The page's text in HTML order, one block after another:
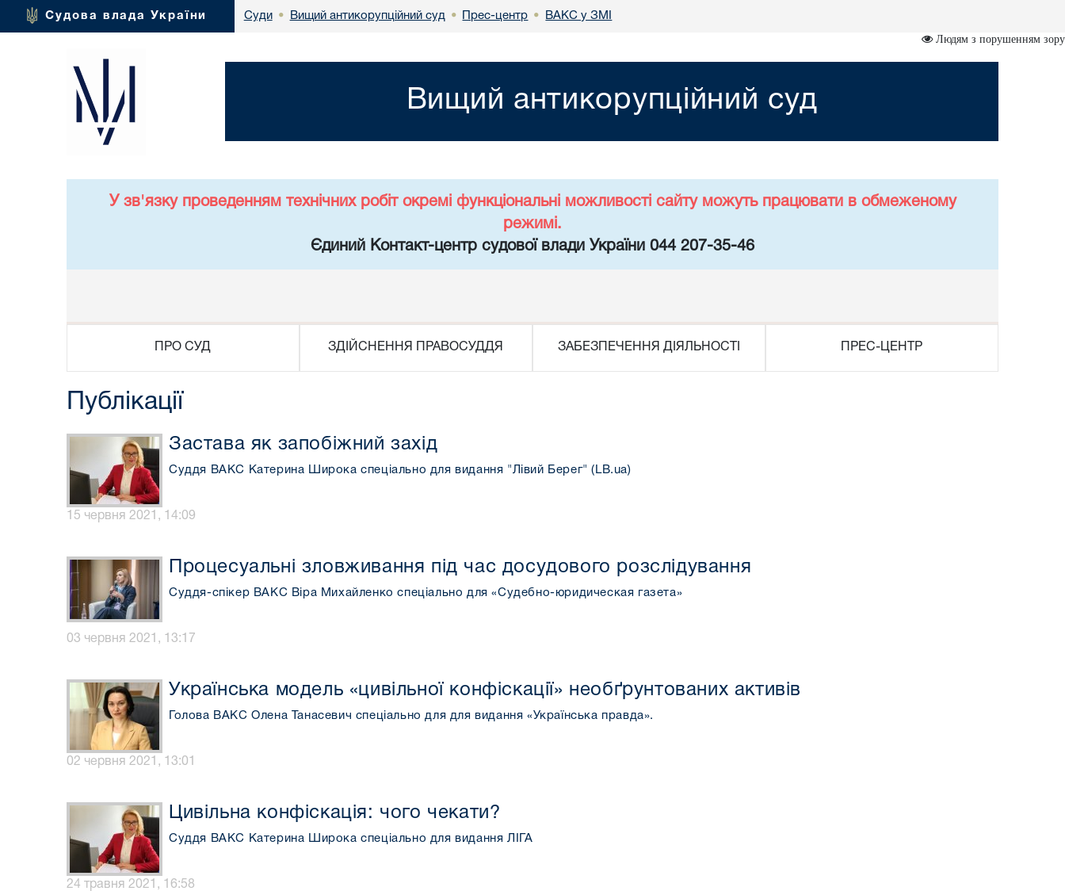
Судова влада України Суди • Вищий антикорупційний суд • Прес-центр • ВАКС у ЗМІ
Людям з порушенням зору
Вищий антикорупційний суд
У зв'язку проведенням технічних робіт окремі функціональні можливості сайту можуть працювати в обмеженому
режимі.
Єдиний Контакт-центр судової влади України 044 207-35-46
ПРО СУД ЗДІЙСНЕННЯ ПРАВОСУДДЯ ЗАБЕЗПЕЧЕННЯ ДІЯЛЬНОСТІ ПРЕС-ЦЕНТР
Публікації
Застава як запобіжний захід
Суддя ВАКС Катерина Широка спеціально для видання "Лівий Берег" (LB.ua)
15 червня 2021, 14:09
Процесуальні зловживання під час досудового розслідування
Суддя-спікер ВАКС Віра Михайленко спеціально для «Судебно-юридическая газета»
03 червня 2021, 13:17
Українська модель «цивільної конфіскації» необґрунтованих активів
Голова ВАКС Олена Танасевич спеціально для для видання «Українська правда».
02 червня 2021, 13:01
Цивільна конфіскація: чого чекати?
Суддя ВАКС Катерина Широка спеціально для видання ЛІГА
24 травня 2021, 16:58